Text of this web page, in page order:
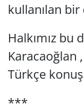
kullanılan bir
Halkımız
Karacaoğlan
Türkçe
***